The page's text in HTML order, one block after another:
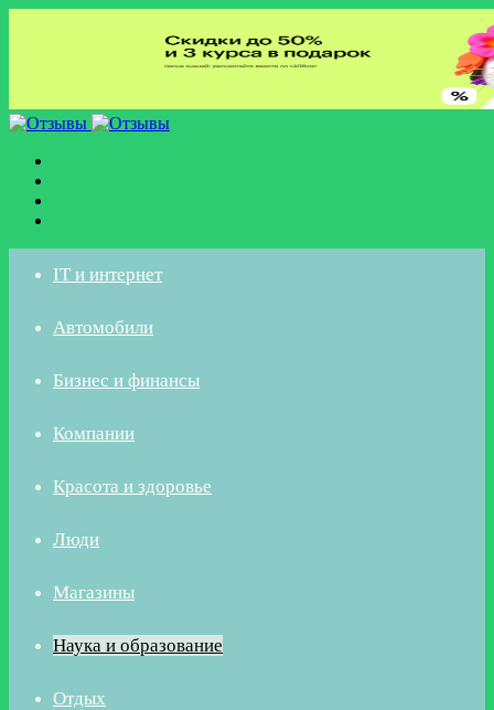
IT и интернет
Автомобили
Бизнес и финансы
Компании
Красота и здоровье
Люди
Магазины
Наука и образование
Отдых